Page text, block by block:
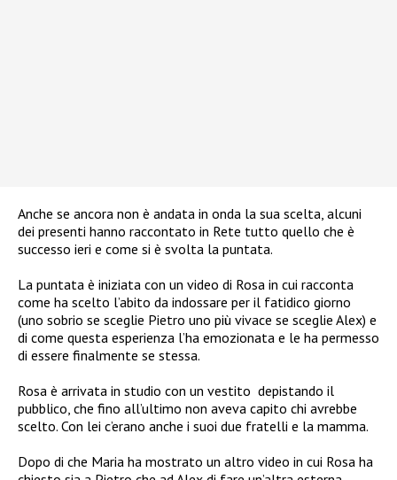
Anche se ancora non è andata in onda la sua scelta, alcuni
dei presenti hanno raccontato in Rete tutto quello che è
successo ieri e come si è svolta la puntata.
La puntata è iniziata con un video di Rosa in cui racconta
come ha scelto l’abito da indossare per il fatidico giorno
(uno sobrio se sceglie Pietro uno più vivace se sceglie Alex) e
di come questa esperienza l’ha emozionata e le ha permesso
di essere finalmente se stessa.
Rosa è arrivata in studio con un vestito depistando il
pubblico, che fino all’ultimo non aveva capito chi avrebbe
scelto. Con lei c’erano anche i suoi due fratelli e la mamma.
Dopo di che Maria ha mostrato un altro video in cui Rosa ha